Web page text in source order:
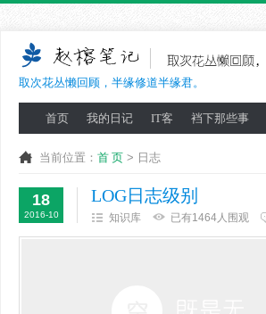
取次花丛懒回顾，半缘修道半缘君。
首页 我的日记 IT客 裆下那些事
当前位置： 首 页 > 日志
18
2016-10
LOG日志级别
知识库 已有1464人围观